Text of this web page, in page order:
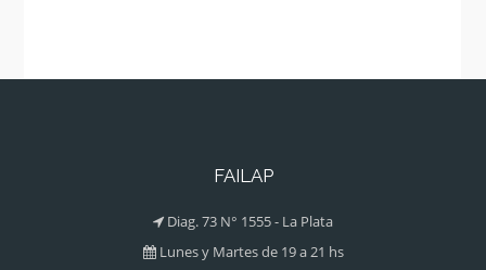
FAILAP
Diag. 73 N° 1555 - La Plata
Lunes y Martes de 19 a 21 hs